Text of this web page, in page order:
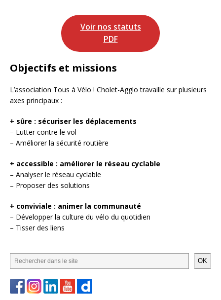
Voir nos statuts
PDF
Objectifs et missions
L’association Tous à Vélo ! Cholet-Agglo travaille sur plusieurs
axes principaux :
+ sûre : sécuriser les déplacements
– Lutter contre le vol
– Améliorer la sécurité routière
+ accessible : améliorer le réseau cyclable
– Analyser le réseau cyclable
– Proposer des solutions
+ conviviale : animer la communauté
– Développer la culture du vélo du quotidien
– Tisser des liens
OK